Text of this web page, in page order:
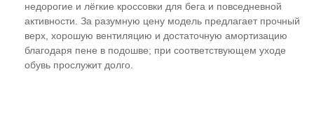
недорогие и лёгкие кроссовки для бега и повседневной
активности. За разумную цену модель предлагает прочный
верх, хорошую вентиляцию и достаточную амортизацию
благодаря пене в подошве; при соответствующем уходе
обувь прослужит долго.